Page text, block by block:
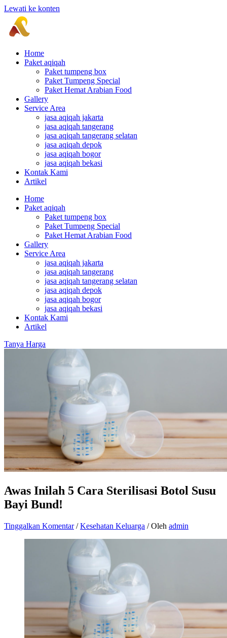
Lewati ke konten
Home
Paket aqiqah
Paket tumpeng box
Paket Tumpeng Special
Paket Hemat Arabian Food
Gallery
Service Area
jasa aqiqah jakarta
jasa aqiqah tangerang
jasa aqiqah tangerang selatan
jasa aqiqah depok
jasa aqiqah bogor
jasa aqiqah bekasi
Kontak Kami
Artikel
Home
Paket aqiqah
Paket tumpeng box
Paket Tumpeng Special
Paket Hemat Arabian Food
Gallery
Service Area
jasa aqiqah jakarta
jasa aqiqah tangerang
jasa aqiqah tangerang selatan
jasa aqiqah depok
jasa aqiqah bogor
jasa aqiqah bekasi
Kontak Kami
Artikel
Tanya Harga
Awas Inilah 5 Cara Sterilisasi Botol Susu
Bayi Bund!
Tinggalkan Komentar /Kesehatan Keluarga / Oleh admin